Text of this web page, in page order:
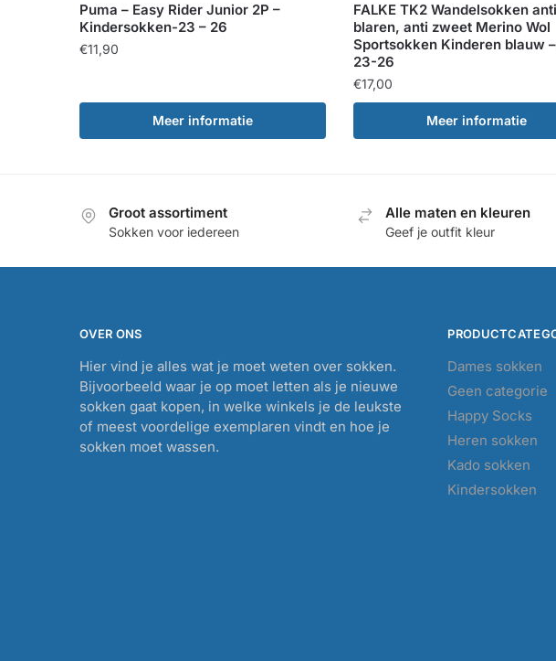
Puma – Easy Rider Junior 2P –
Kindersokken-23 – 26
€11,90
Meer informatie
FALKE TK2 Wandelsokken anti
blaren, anti zweet Merino Wol
Sportsokken Kinderen blauw
23-26
€17,00
Meer informatie
Groot assortiment
Sokken voor iedereen
Alle maten en kleuren
Geef je outfit kleur
OVER ONS
Hier vind je alles wat je moet weten over sokken.
Bijvoorbeeld waar je op moet letten als je nieuwe
sokken gaat kopen, in welke winkels je de leukste
of meest voordelige exemplaren vindt en hoe je
sokken moet wassen.
Dames sokken
Geen categorie
Happy Socks
Heren sokken
Kado sokken
Kindersokken